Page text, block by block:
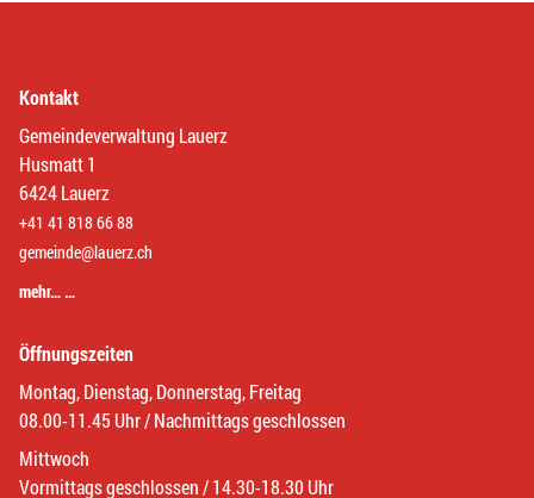
Kontakt
Gemeindeverwaltung Lauerz
Husmatt 1
6424 Lauerz
+41 41 818 66 88
gemeinde@lauerz.ch
mehr… …
Öffnungszeiten
Montag, Dienstag, Donnerstag, Freitag
08.00-11.45 Uhr / Nachmittags geschlossen
Mittwoch
Vormittags geschlossen / 14.30-18.30 Uhr